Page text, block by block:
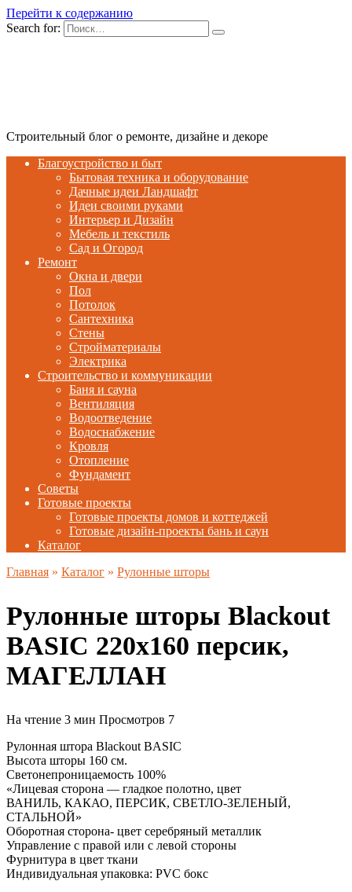
Перейти к содержанию
Search for:
Строительный блог о ремонте, дизайне и декоре
Благоустройство и быт
Бытовая техника и оборудование
Дачные идеи Ландшафт
Идеи своими руками
Интерьер и Дизайн
Мебель и текстиль
Сад и Огород
Ремонт
Окна и двери
Пол
Потолок
Сантехника
Стены
Стройматериалы
Электрика
Строительство и коммуникации
Баня и сауна
Вентиляция
Водоотведение
Водоснабжение
Кровля
Отопление
Фундамент
Советы
Готовые проекты
Готовые проекты домов и коттеджей
Готовые дизайн-проекты бань и саун
Каталог
Главная » Каталог » Рулонные шторы
Рулонные шторы Blackout
BASIС 220х160 персик,
МАГЕЛЛАН
На чтение 3 мин Просмотров 7
Рулонная штора Blackout BASIC
Высота шторы 160 см.
Светонепроницаемость 100%
«Лицевая сторона — гладкое полотно, цвет
ВАНИЛЬ, КАКАО, ПЕРСИК, СВЕТЛО-ЗЕЛЕНЫЙ,
СТАЛЬНОЙ»
Оборотная сторона- цвет серебряный металлик
Управление с правой или с левой стороны
Фурнитура в цвет ткани
Индивидуальная упаковка: PVC бокс